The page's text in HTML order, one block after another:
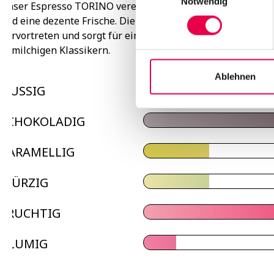
Ablehnen
Unser Espresso TORINO vereint weiche Kakaonuancen,
und eine dezente Frische. Die mittelkräftige Röstung lässt
hervortreten und sorgt für einen runden, lang
in milchigen Klassikern.
NUSSIG
SCHOKOLADIG
KARAMELLIG
WÜRZIG
FRUCHTIG
BLUMIG